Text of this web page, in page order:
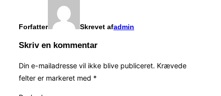
Forfatter Skrevet afadmin
Skriv en kommentar
Din e-mailadresse vil ikke blive publiceret. Krævede
felter er markeret med *